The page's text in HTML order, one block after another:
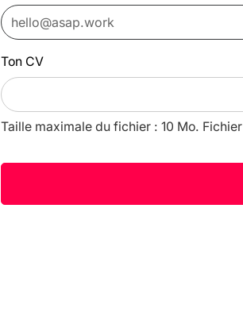
Ton CV
Taille maximale du fichier : 10 Mo.